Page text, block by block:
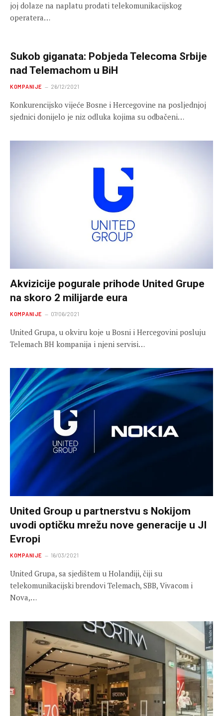
joj dolaze na naplatu prodati telekomunikacijskog
operatera…
Sukob giganata: Pobjeda Telecoma Srbije
nad Telemachom u BiH
KOMPANIJE 26/12/2021
Konkurencijsko vijeće Bosne i Hercegovine na posljednjoj
sjednici donijelo je niz odluka kojima su odbačeni…
Akvizicije pogurale prihode United Grupe
na skoro 2 milijarde eura
KOMPANIJE 07/06/2021
United Grupa, u okviru koje u Bosni i Hercegovini posluju
Telemach BH kompanija i njeni servisi…
United Group u partnerstvu s Nokijom
uvodi optičku mrežu nove generacije u JI
Evropi
KOMPANIJE 16/03/2021
United Grupa, sa sjedištem u Holandiji, čiji su
telekomunikacijski brendovi Telemach, SBB, Vivacom i
Nova,…